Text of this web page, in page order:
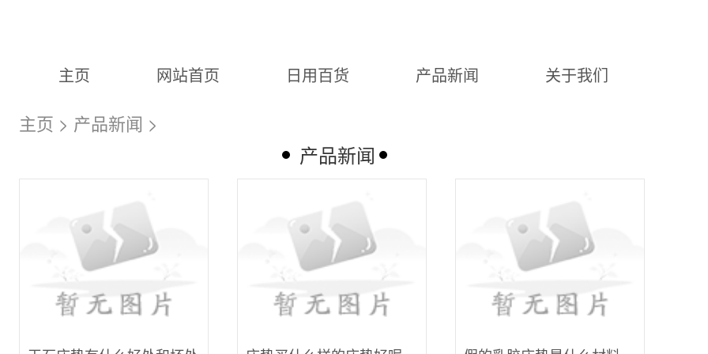
主页 网站首页 日用百货 产品新闻 关于我们
主页 > 产品新闻 >
产品新闻